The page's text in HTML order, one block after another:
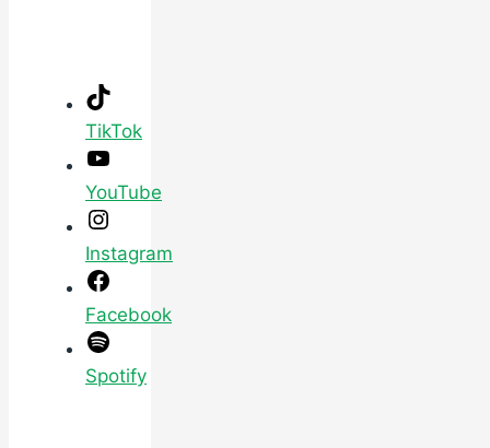
TikTok
YouTube
Instagram
Facebook
Spotify